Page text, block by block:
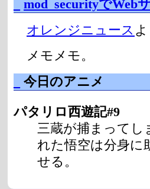
mod_securityでWeb
オレンジニュース よ
メモメモ。
今日のアニメ
パタリロ西遊記#9
三蔵が捕まってし
れた悟空は分身に
せる。